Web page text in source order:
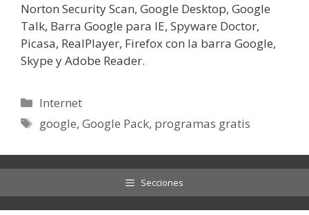
Norton Security Scan, Google Desktop, Google
Talk, Barra Google para IE, Spyware Doctor,
Picasa, RealPlayer, Firefox con la barra Google,
Skype y Adobe Reader.
Categorías
Internet
Etiquetas
google,Google Pack, programas gratis
Secciones